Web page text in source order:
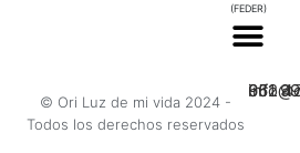
(FEDER)
© Ori Luz de mi vida 2024 -
Todos los derechos reservados
662
951